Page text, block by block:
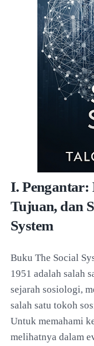
I. Pengantar:
Tujuan, dan
System
Buku The Social
1951 adalah salah
sejarah sosiologi,
salah satu tokoh
Untuk memahami
melihatnya dalam